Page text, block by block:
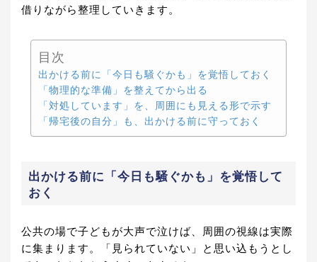
借りながら整理していきます。
目次
出かける前に「今日も騒ぐかも」を覚悟しておく
「物理的な準備」を整えてから出る
「対処しています」を、周囲にも見える形で示す
「帰宅後の自分」も、出かける前に守っておく
出かける前に「今日も騒ぐかも」を覚悟して
おく
公共の場で子どもが大声で泣けば、周囲の視線は実際
に集まります。「見られていない」と思い込もうとし